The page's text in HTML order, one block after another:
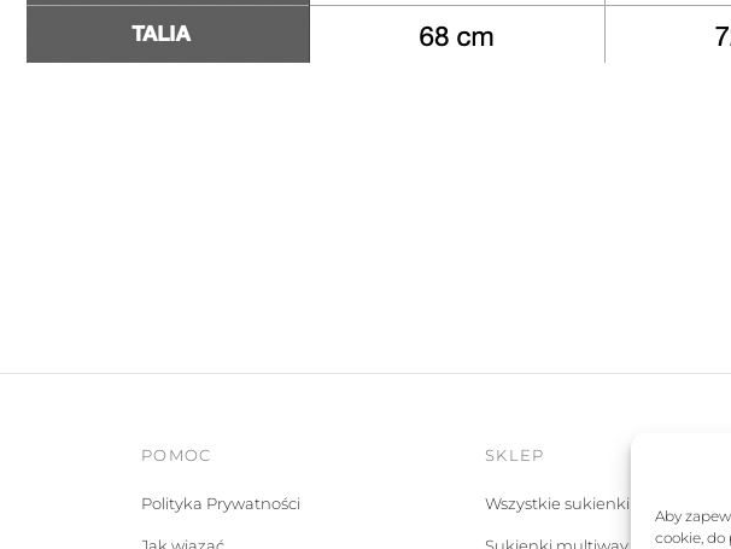
Aby
cookie,
POMOC
Polityka Prywatności
Jak wiązać
SKLEP
Wszystkie sukienki
Sukienki multiway